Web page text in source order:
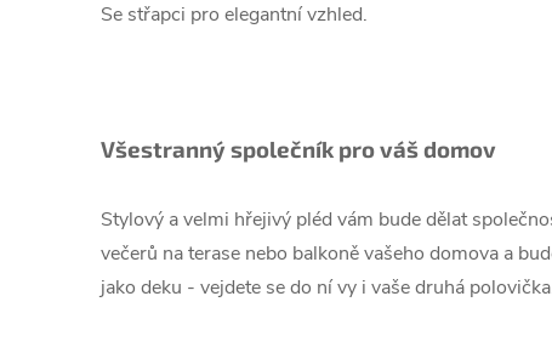
Se střapci pro elegantní vzhled.
Všestranný společník pro váš domov
Stylový a velmi hřejivý pléd vám bude dělat
večerů na terase nebo balkoně vašeho domova a
jako deku - vejdete se do ní vy i vaše druhá